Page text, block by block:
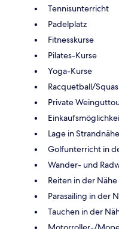
Tennisunterricht
Padelplatz
Fitnesskurse
Pilates-Kurse
Yoga-Kurse
Racquetball/
Private
Lage in Strandnähe
Golfunterricht in
Wander- und
Reiten in der Nähe
Parasailing in der
Tauchen in der